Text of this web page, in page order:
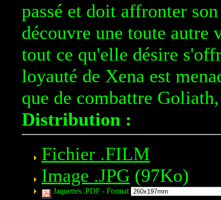
passé et doit affronter
découvre une toute autre
tout ce qu'elle désire
loyauté de Xena est
que de combattre
Distribution :
Fichier .FILM
Image .JPG (97Ko)
Jaquettes .PDF - Format